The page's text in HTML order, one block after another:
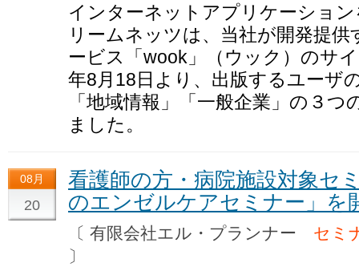
インターネットアプリケーショ
リームネッツは、当社が開発提
ービス「wook」（ウック）のサ
年8月18日より、出版するユーザ
「地域情報」「一般企業」の３
ました。
08月
20
看護師の方・病院施設対象セ
のエンゼルケアセミナー」を
〔 有限会社エル・プランナー セミ
〕